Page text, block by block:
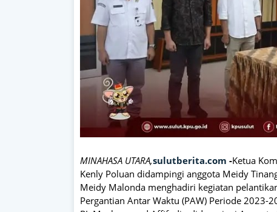
MINAHASA UTARA,sulutberita.com -Ketua
Kenly Poluan didampingi anggota Meidy
Meidy Malonda menghadiri kegiatan
Pergantian Antar Waktu (PAW) Periode 2023-